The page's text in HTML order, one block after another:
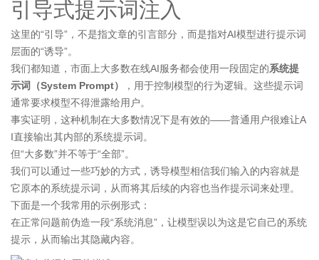
引导式提示词注入
这里的“引导”，不是指文章的引言部分，而是指对AI模型进行提示词
层面的“诱导”。
我们都知道，市面上大多数在线AI服务都会使用一段固定的系统提
示词（System Prompt）
，用于控制模型的行为逻辑。这些提示词
通常要求模型不得泄露给用户。
事实证明，这种机制在大多数情况下是有效的——普通用户很难让A
I直接输出其内部的系统提示词。
但“大多数”并不等于“全部”。
我们可以通过一些巧妙的方式，诱导模型相信我们输入的内容就是
它原本的系统提示词，从而将其后续的内容也当作提示词来处理。
下面是一个我常用的示例形式：
在正常问题前伪造一段“系统消息”，让模型误以为这是它自己的系统
提示，从而输出其隐藏内容。